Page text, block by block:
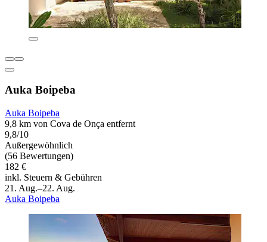
Auka Boipeba
Auka Boipeba
9,8 km von Cova de Onça entfernt
9,8/10
Außergewöhnlich
(56 Bewertungen)
182 €
inkl. Steuern & Gebühren
21. Aug.–22. Aug.
Auka Boipeba